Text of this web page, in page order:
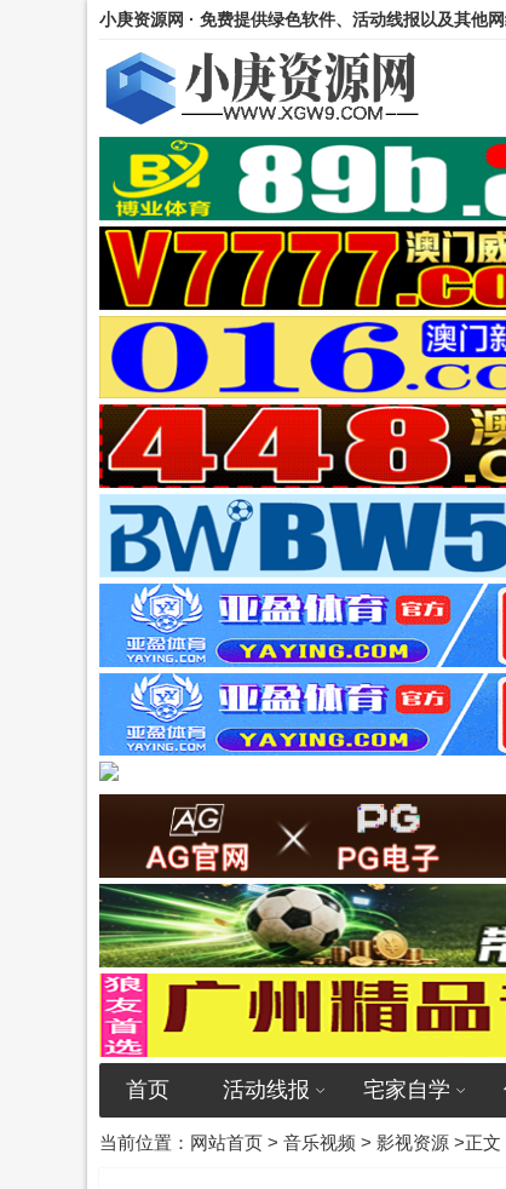
小庚资源网 · 免费提供绿色软件、活动线报以及其他
首页 活动线报 宅家自学
当前位置： 网站首页 > 音乐视频 > 影视资源 >正文